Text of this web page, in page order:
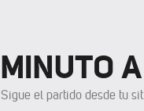
MINUTO
Sigue el partido desde tu